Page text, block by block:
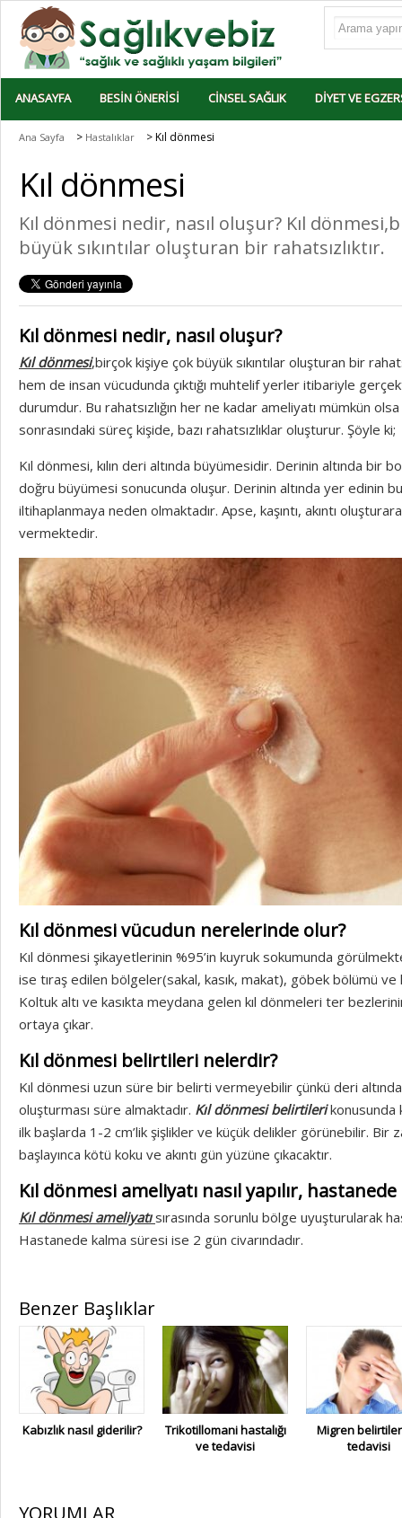
ANASAYFA BESIN ÖNERISI CINSEL SAĞLIK DIYET VE
Ana Sayfa > Hastalıklar > Kıl dönmesi
Kıl dönmesi
Kıl dönmesi nedir, nasıl oluşur? Kıl
büyük sıkıntılar oluşturan bir rahatsızlıktır.
Kıl dönmesi nedir, nasıl oluşur?
Kıl dönmesi,birçok kişiye çok büyük sıkıntılar oluşturan bir
hem de insan vücudunda çıktığı muhtelif yerler itibariyle
durumdur. Bu rahatsızlığın her ne kadar ameliyatı mümkün
sonrasındaki süreç kişide, bazı rahatsızlıklar oluşturur. Şöyle ki;
Kıl dönmesi, kılın deri altında büyümesidir. Derinin altında bir
doğru büyümesi sonucunda oluşur. Derinin altında yer edinin
iltihaplanmaya neden olmaktadır. Apse, kaşıntı, akıntı
vermektedir.
Kıl dönmesi vücudun nerelerinde olur?
Kıl dönmesi şikayetlerinin %95’in kuyruk sokumunda
ise tıraş edilen bölgeler(sakal, kasık, makat), göbek bölümü ve
Koltuk altı ve kasıkta meydana gelen kıl dönmeleri ter
ortaya çıkar.
Kıl dönmesi belirtileri nelerdir?
Kıl dönmesi uzun süre bir belirti vermeyebilir çünkü deri altında
oluşturması süre almaktadır. Kıl dönmesi belirtilerikonusunda
ilk başlarda 1-2 cm’lik şişlikler ve küçük delikler görünebilir. Bir
başlayınca kötü koku ve akıntı gün yüzüne çıkacaktır.
Kıl dönmesi ameliyatı nasıl yapılır,
Kıl dönmesi ameliyatı sırasında sorunlu bölge uyuşturularak
Hastanede kalma süresi ise 2 gün civarındadır.
Benzer Başlıklar
Kabızlık nasıl giderilir?
Trikotillomani hastalığı
ve tedavisi
Migren
tedavisi
YORUMLAR